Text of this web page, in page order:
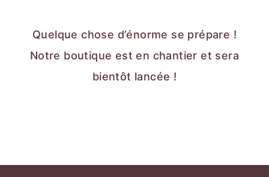
Quelque chose d’énorme se prépare !
Notre boutique est en chantier et sera
bientôt lancée !